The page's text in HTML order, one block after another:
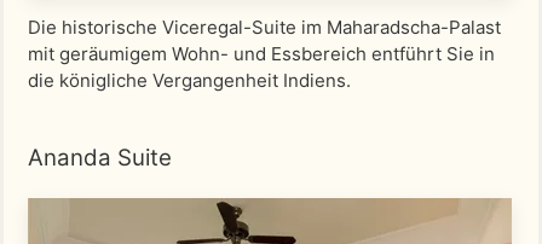
Die historische Viceregal-Suite im Maharadscha-Palast
mit geräumigem Wohn- und Essbereich entführt Sie in
die königliche Vergangenheit Indiens.
Ananda Suite